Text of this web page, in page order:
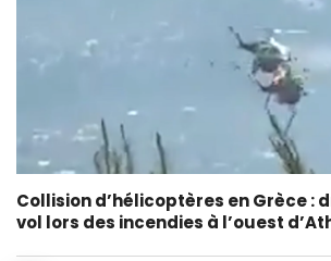
Collision d’hélicoptères en Grèce :
vol lors des incendies à l’ouest